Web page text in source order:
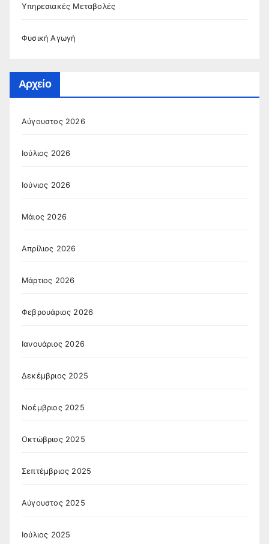
Υπηρεσιακές Μεταβολές
Φυσική Αγωγή
Αρχείο
Αύγουστος 2026
Ιούλιος 2026
Ιούνιος 2026
Μάιος 2026
Απρίλιος 2026
Μάρτιος 2026
Φεβρουάριος 2026
Ιανουάριος 2026
Δεκέμβριος 2025
Νοέμβριος 2025
Οκτώβριος 2025
Σεπτέμβριος 2025
Αύγουστος 2025
Ιούλιος 2025